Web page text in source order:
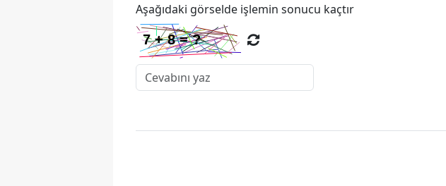
Aşağıdaki görselde işlemin sonucu kaçtır